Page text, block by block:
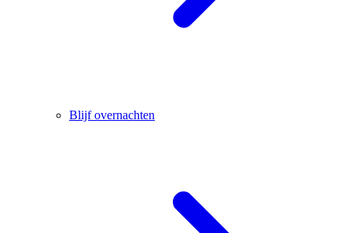
Blijf overnachten